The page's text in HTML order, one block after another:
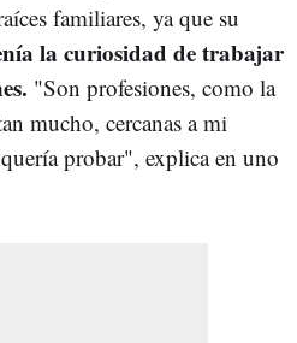
familiares, ya que su
la curiosidad de trabajar
"Son profesiones, como la
mucho, cercanas a mi
probar", explica en uno